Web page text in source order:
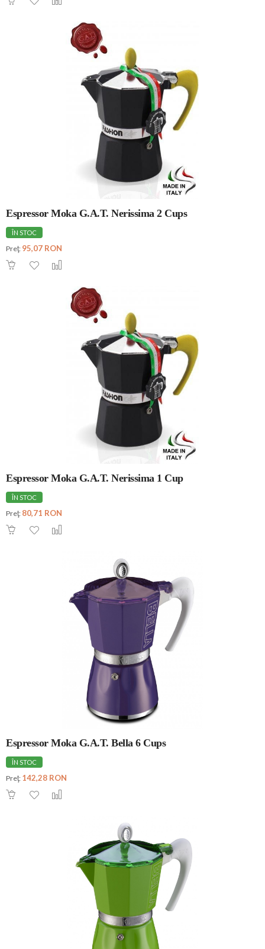
Espressor Moka G.A.T. Nerissima 2 Cups
ÎN STOC
Preţ: 95,07 RON
Espressor Moka G.A.T. Nerissima 1 Cup
ÎN STOC
Preţ: 80,71 RON
Espressor Moka G.A.T. Bella 6 Cups
ÎN STOC
Preţ: 142,28 RON